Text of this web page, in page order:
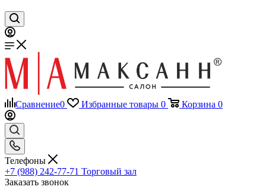
Сравнение0 Избранные товары 0 Корзина 0
Телефоны
+7 (988) 242-77-71 Торговый зал
Заказать звонок